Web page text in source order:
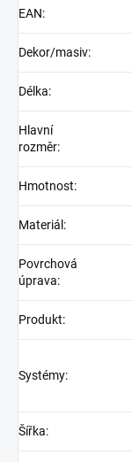
EAN:
Dekor/masiv:
Délka:
Hlavní
rozměr:
Hmotnost:
Materiál :
Povrchová
úprava:
Produkt:
Systémy:
Šířka: